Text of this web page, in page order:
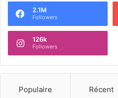
2.1M
Followers
126k
Followers
Populaire Récent